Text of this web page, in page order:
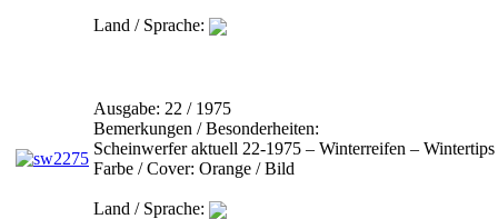
Land / Sprache:
Ausgabe: 22 / 1975
Bemerkungen / Besonderheiten:
Scheinwerfer aktuell 22-1975 – Winterreifen –
Farbe / Cover: Orange / Bild
Land / Sprache: